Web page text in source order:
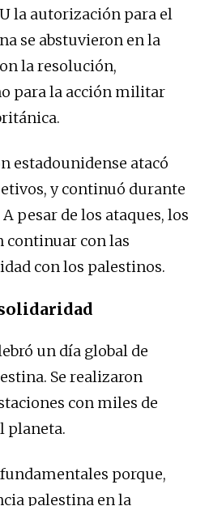
la autorización para el
se abstuvieron en la
la resolución,
para la acción militar
estadounidense atacó
y continuó durante
pesar de los ataques, los
con las
con los palestinos.
un día global de
Se realizaron
con miles de
planeta.
porque,
palestina en la